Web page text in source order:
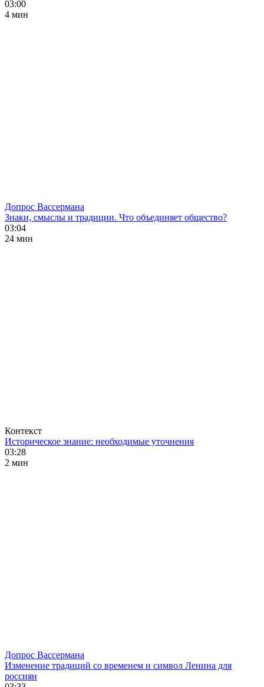
03:00
4 мин
Допрос Вассермана
Знаки, смыслы и традиции. Что объединяет общество?
03:04
24 мин
Контекст
Историческое знание: необходимые уточнения
03:28
2 мин
Допрос Вассермана
Изменение традиций со временем и символ Ленина для
россиян